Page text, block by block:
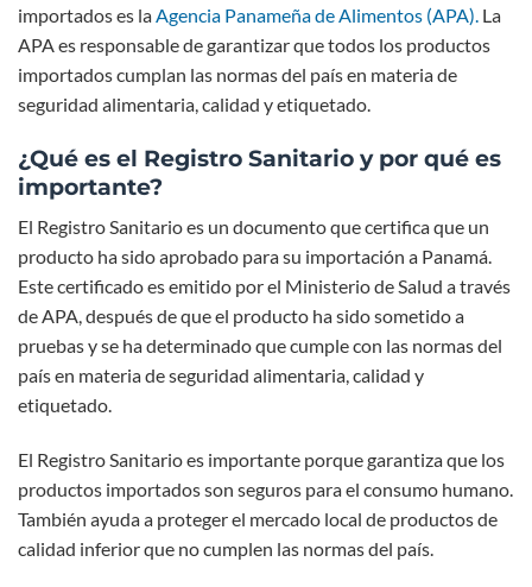
importados es laAgencia Panameña de Alimentos (APA). La
APA es responsable de garantizar que todos los productos
importados cumplan las normas del país en materia de
seguridad alimentaria, calidad y etiquetado.
¿Qué es el Registro Sanitario y por qué es
importante?
El Registro Sanitario es un documento que certifica que un
producto ha sido aprobado para su importación a Panamá.
Este certificado es emitido por el Ministerio de Salud a través
de APA, después de que el producto ha sido sometido a
pruebas y se ha determinado que cumple con las normas del
país en materia de seguridad alimentaria, calidad y
etiquetado.
El Registro Sanitario es importante porque garantiza que los
productos importados son seguros para el consumo humano.
También ayuda a proteger el mercado local de productos de
calidad inferior que no cumplen las normas del país.